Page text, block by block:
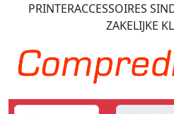
PRINTERACCESSOIRES
ZAKELIJKE